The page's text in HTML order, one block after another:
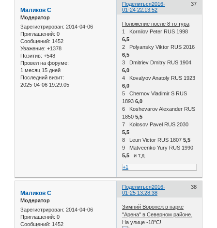
Поделиться 37
2016-
01-24 22:13:52
Маликов С
Модератор
Зарегистрирован: 2014-04-06
Приглашений: 0
Сообщений: 1452
Уважение: +1378
Позитив: +548
Провел на форуме:
1 месяц 15 дней
Последний визит:
2025-04-06 19:29:05
Положение после 8-го тура
1 Kornilov Peter RUS 1998
6,5
2 Polyansky Viktor RUS 2016
6,5
3 Dmitriev Dmitry RUS 1904
6,0
4 Kovalyov Anatoly RUS 1923
6,0
5 Chernov Vladimir S RUS
18936,0
6 Koshevarov Alexander RUS
1850 5,5
7 Kolosov Pavel RUS 2030
5,5
8 Leun Victor RUS 18075,5
9 Matveenko Yury RUS 1990
5,5
и т.д.
+1
Поделиться 38
2016-
01-25 13:28:38
Маликов С
Модератор
Зарегистрирован: 2014-04-06
Приглашений: 0
Сообщений: 1452
Зимний Воронеж в парке
"Арена" в Северном районе.
На улице -18°С!